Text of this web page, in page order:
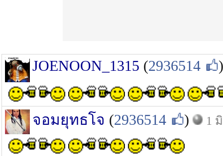
JOENOON_1315 (2936514 )
จอมยุทธโจ (2936514 ) 1